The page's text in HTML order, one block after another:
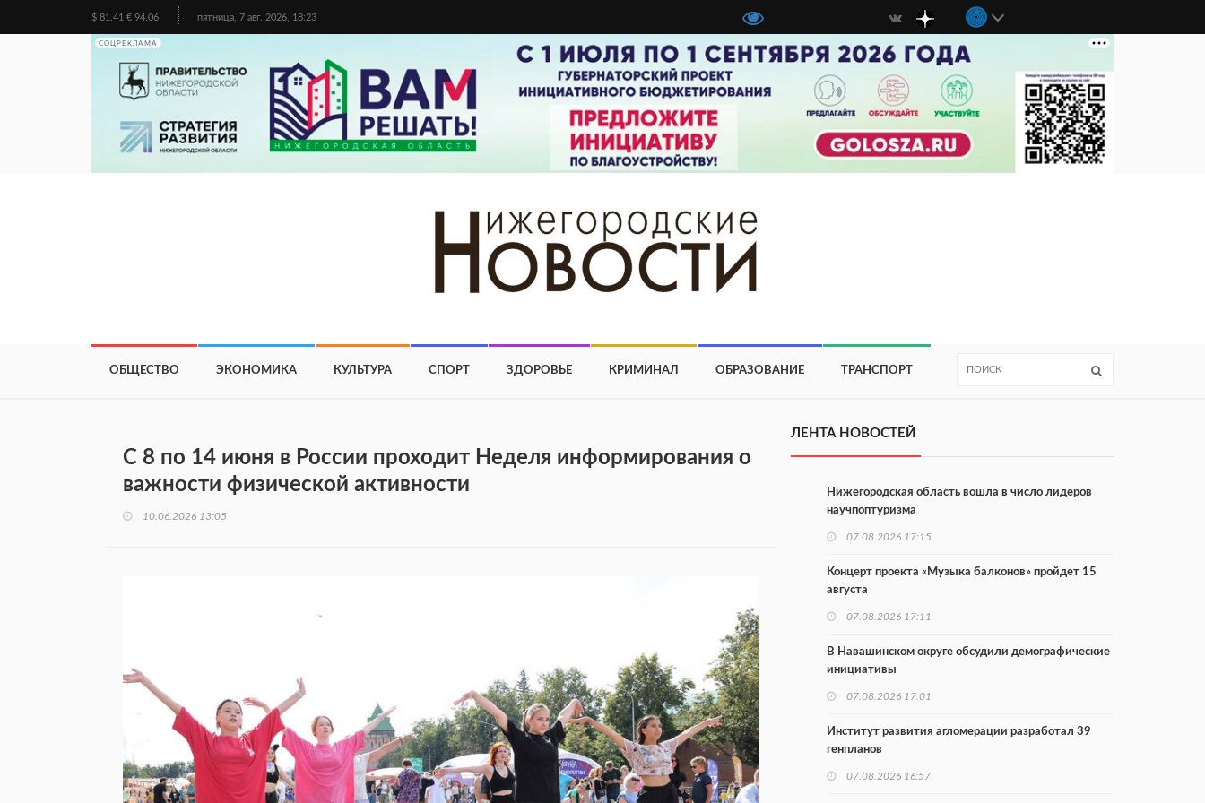
$ 81.41 € 94.06 пятница, 7 авг. 2026, 18:23
СОЦРЕКЛАМА
ОБЩЕСТВО ЭКОНОМИКА КУЛЬТУРА СПОРТ ЗДОРОВЬЕ КРИМИНАЛ ОБРАЗОВАНИЕ ТРАНСПОРТ
С 8 по 14 июня в России проходит Неделя информирования о
важности физической активности
10.06.2026 13:05
ЛЕНТА НОВОСТЕЙ
Нижегородская область вошла в число лидеров
научпоптуризма
07.08.2026 17:15
Концерт проекта «Музыка балконов» пройдет 15
августа
07.08.2026 17:11
В Навашинском округе обсудили демографические
инициативы
07.08.2026 17:01
Институт развития агломерации разработал 39
генпланов
07.08.2026 16:57